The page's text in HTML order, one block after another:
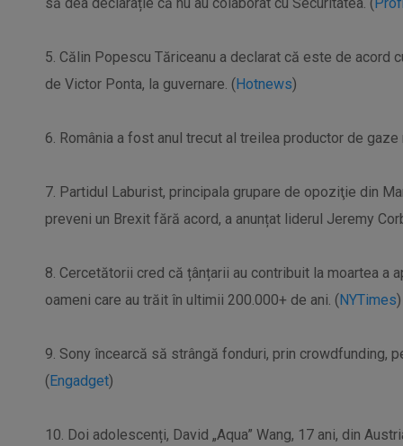
5. Călin Popescu Tăriceanu a declarat că este de acord
de Victor Ponta, la guvernare. (Hotnews)
6. România a fost anul trecut al treilea productor de gaze
7. Partidul Laburist, principala grupare de opoziţie din
preveni un Brexit fără acord, a anunțat liderul Jeremy
8. Cercetătorii cred că țânțarii au contribuit la moartea a
oameni care au trăit în ultimii 200.000+ de ani. (NYTimes)
9. Sony încearcă să strângă fonduri, prin crowdfunding,
(Engadget)
10. Doi adolescenți, David „Aqua” Wang, 17 ani, din